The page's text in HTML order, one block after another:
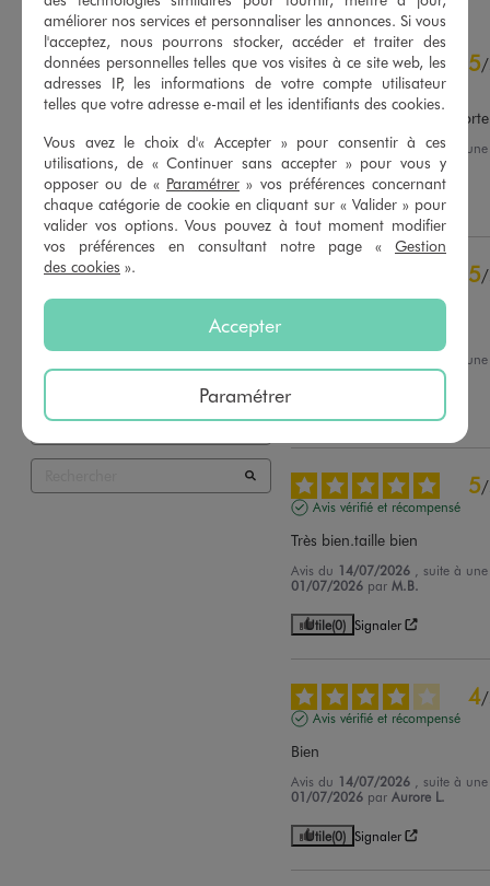
4.8/5
Basé sur435 avis soumis à un
contrôle
Voir tous les avis sur ce site
5étoiles
347
4étoiles
3étoiles
4
1
1étoile
5/
Avis vérifié et récompensé
Très bien coupé, léger à
Avis du03/08/2026
, suite à
21/07/2026 par Francoise A.
Utile(0) Signaler
5/
Avis vérifié et récompensé
, suite à
18/07/2026 parLaetitia L.
5/
Avis vérifié et récompensé
Très bien.taille bien
Avis du 14/07/2026
, suite à
01/07/2026 parM.B.
Utile(0) Signaler
4/
Avis vérifié et récompensé
Bien
Avis du 14/07/2026
, suite à
01/07/2026 parAurore L.
Utile(0) Signaler
améliorer nos services et personnaliser les annonces. Si vous
l'acceptez, nous pourrons stocker, accéder et traiter des
données personnelles telles que vos visites à ce site web, les
adresses IP, les informations de votre compte utilisateur
telles que votre adresse e-mail et les identifiants des cookies.
Vous avez le choix d'« Accepter » pour consentir à ces
utilisations, de « Continuer sans accepter » pour vous y
opposer ou de « Paramétrer » vos préférences concernant
chaque catégorie de cookie en cliquant sur « Valider » pour
valider vos options. Vous pouvez à tout moment modifier
vos préférences en consultant notre page « Gestion
des cookies ».
Accepter
Paramétrer